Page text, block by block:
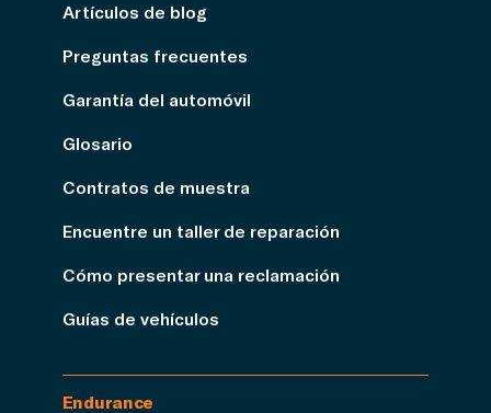
Artículos de blog
Preguntas frecuentes
Garantía del automóvil
Glosario
Contratos de muestra
Encuentre un taller de reparación
Cómo presentar una reclamación
Guías de vehículos
Endurance